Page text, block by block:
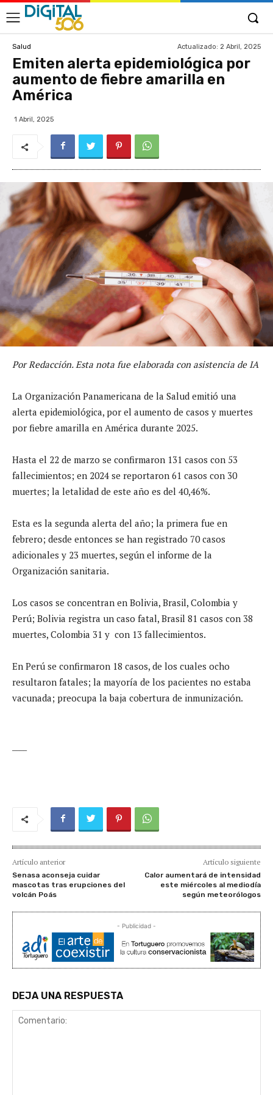
Salud Actualizado: 2 Abril, 2025
Emiten alerta epidemiológica por
aumento de fiebre amarilla en
América
1 Abril, 2025
Por Redacción. Esta nota fue elaborada con asistencia de IA
La Organización Panamericana de la Salud emitió una
alerta epidemiológica, por el aumento de casos y muertes
por fiebre amarilla en América durante 2025.
Hasta el 22 de marzo se confirmaron 131 casos con 53
fallecimientos; en 2024 se reportaron 61 casos con 30
muertes; la letalidad de este año es del 40,46%.
Esta es la segunda alerta del año; la primera fue en
febrero; desde entonces se han registrado 70 casos
adicionales y 23 muertes, según el informe de la
Organización sanitaria.
Los casos se concentran en Bolivia, Brasil, Colombia y
Perú; Bolivia registra un caso fatal, Brasil 81 casos con 38
muertes, Colombia 31 y con 13 fallecimientos.
En Perú se confirmaron 18 casos, de los cuales ocho
resultaron fatales; la mayoría de los pacientes no estaba
vacunada; preocupa la baja cobertura de inmunización.
Artículo anterior
Senasa aconseja cuidar
mascotas tras erupciones del
volcán Poás
Artículo siguiente
Calor aumentará de intensidad
este miércoles al mediodía
según meteorólogos
- Publicidad -
DEJA UNA RESPUESTA